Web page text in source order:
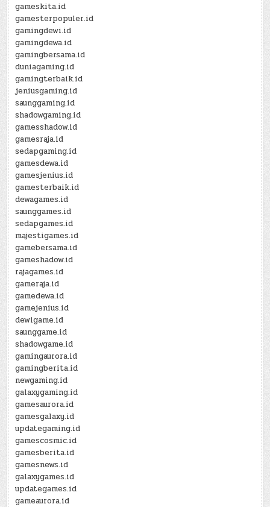
gameskita.id
gamesterpopuler.id
gamingdewi.id
gamingdewa.id
gamingbersama.id
duniagaming.id
gamingterbaik.id
jeniusgaming.id
saunggaming.id
shadowgaming.id
gamesshadow.id
gamesraja.id
sedapgaming.id
gamesdewa.id
gamesjenius.id
gamesterbaik.id
dewagames.id
saunggames.id
sedapgames.id
majestigames.id
gamebersama.id
gameshadow.id
rajagames.id
gameraja.id
gamedewa.id
gamejenius.id
dewigame.id
saunggame.id
shadowgame.id
gamingaurora.id
gamingberita.id
newgaming.id
galaxygaming.id
gamesaurora.id
gamesgalaxy.id
updategaming.id
gamescosmic.id
gamesberita.id
gamesnews.id
galaxygames.id
updategames.id
gameaurora.id